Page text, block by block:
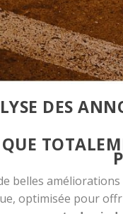
DES
belles
optimisée pour